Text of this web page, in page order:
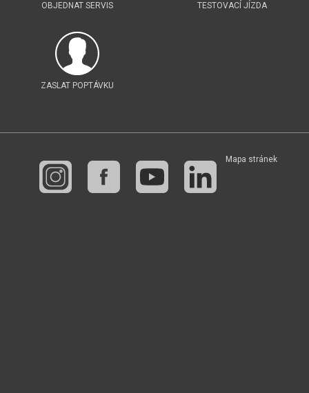
OBJEDNAT SERVIS TESTOVACÍ JÍZDA
ZASLAT POPTÁVKU
Mapa stránek